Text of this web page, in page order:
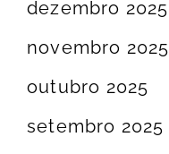
dezembro 2025
novembro 2025
outubro 2025
setembro 2025